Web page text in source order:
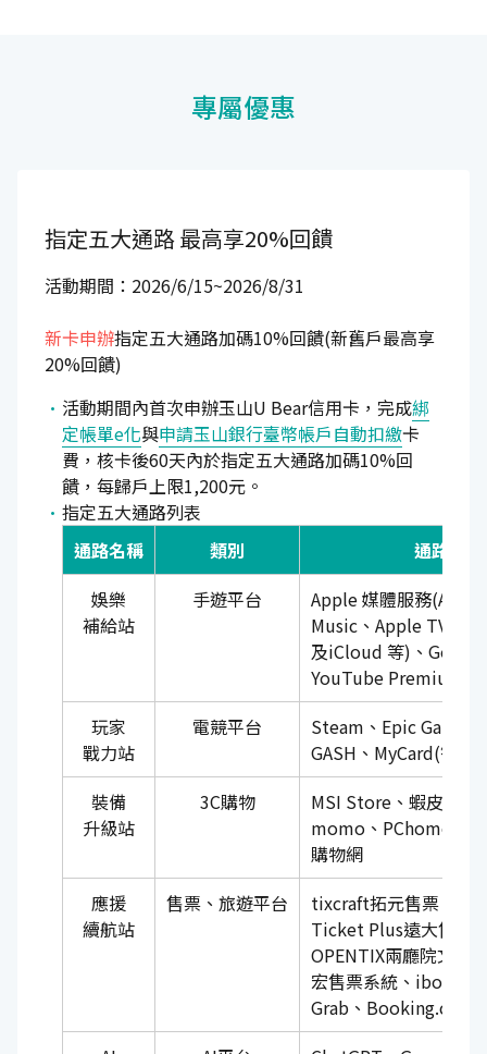
專屬優惠
指定五大通路最高享20%回饋
活動期間：2026/6/15~2026/8/31
新卡申辦指定五大通路加碼10%回饋(新舊戶最高享
20%回饋)
活動期間內首次申辦玉山U Bear信用卡，完成綁
定帳單e化與申請玉山銀行臺幣帳戶自動扣繳卡
費，核卡後60天內於指定五大通路加碼10%回
饋，每歸戶上限1,200元。
指定五大通路列表
通路名稱
類別
通路
娛樂
補給站
手遊平台
Apple 媒體服務(Apple
Music、Apple TV、
及iCloud 等)、
YouTube Premium
玩家
戰力站
電競平台
Steam、Epic Games
GASH、MyCard(智冠
裝備
升級站
3C購物
MSI Store、蝦皮購物
momo、PChome、
購物網
應援
續航站
售票、旅遊平台
tixcraft拓元售票、
Ticket Plus遠大售票
OPENTIX兩廳院文化
宏售票系統、ibon售
Grab、Booking.com